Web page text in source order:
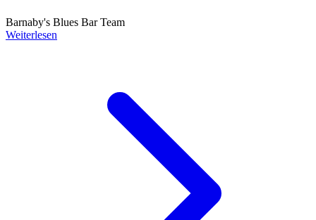
Barnaby's Blues Bar Team
Weiterlesen